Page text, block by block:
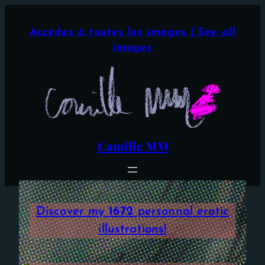
Accédez à toutes les images | See all
images
Camille MM
Discover my1672personnal erotic
illustrations!